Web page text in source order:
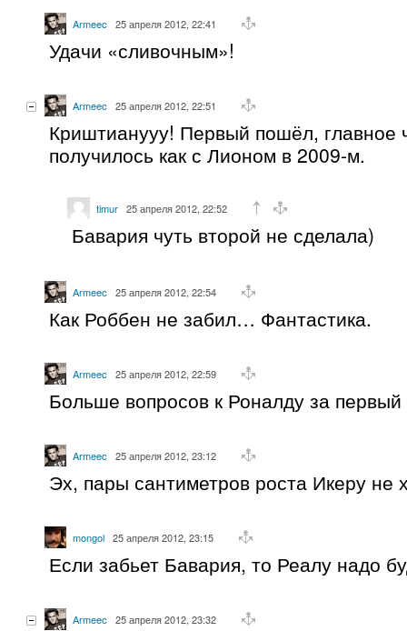
Armeec 25 апреля 2012, 22:41
Удачи «сливочным»!
Armeec 25 апреля 2012, 22:51
Криштианууу! Первый пошёл, главное
получилось как с Лионом в 2009-м.
timur 25 апреля 2012, 22:52
Бавария чуть второй не сделала)
Armeec 25 апреля 2012, 22:54
Как Роббен не забил… Фантастика.
Armeec 25 апреля 2012, 22:59
Больше вопросов к Роналду за первый
Armeec 25 апреля 2012, 23:12
Эх, пары сантиметров роста Икеру не
mongol 25 апреля 2012, 23:15
Если забьет Бавария, то Реалу надо
Armeec 25 апреля 2012, 23:32